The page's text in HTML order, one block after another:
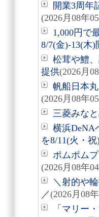
開業3周年
(2026月08年
1,000円で
8/7(金)-13(木)
松茸や鱧
提供(2026月
帆船日本
(2026月08年
三菱みな
横浜DeNA
を8/11(火・
ポムポム
(2026月08年
＼射的や
／(2026月08
「マリー